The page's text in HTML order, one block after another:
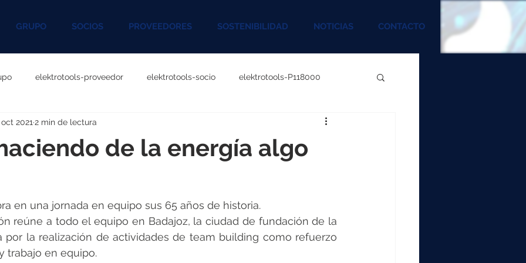
GRUPO SOCIOS PROVEEDORES SOSTENIBILIDAD NOTICIAS CONTACTO
elektrotools-proveedor elektrotools-socio elektrotools-P118000
P060000 elektrotools-P027000
P046000 elektrotools-P121000 elektrotools-P118000
de la energía algo
2021 2 min de lectura
en una jornada en equipo sus 65 años de historia.
reúne a todo el equipo en Badajoz, la ciudad de fundación de la
por la realización de actividades de team building como refuerzo
trabajo en equipo.